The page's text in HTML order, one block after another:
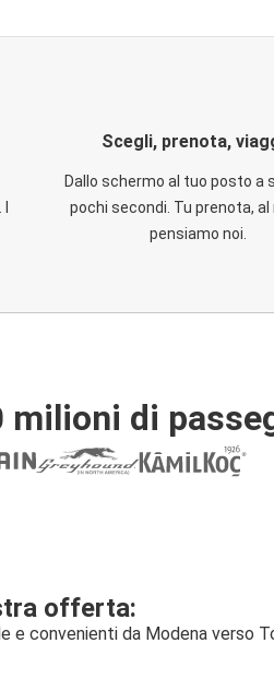
Scegli, prenota,
Dallo schermo al tuo posto a
pochi secondi. Tu prenota,
pensiamo noi.
milioni di
offerta:
e convenienti da Modena verso